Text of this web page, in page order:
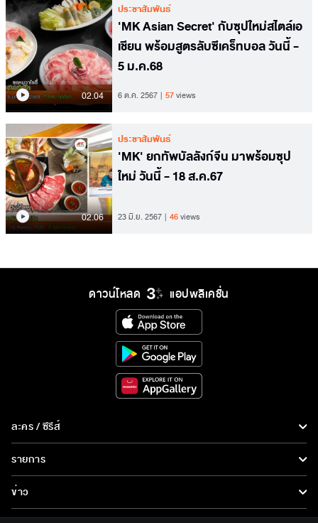
02.04
ประชาสัมพันธ์
'MK Asian Secret' กับซุปใหม่สไตล์เอ
เชียน พร้อมสูตรลับซีเคร็ทบอล วันนี้ -
5 ม.ค.68
6 ต.ค. 2567 57views
02.06
ประชาสัมพันธ์
'MK' ยกทัพบัลลังก์จีน มาพร้อมซุป
ใหม่ วันนี้ - 18 ส.ค.67
23 มิ.ย. 2567 46views
ดาวน์โหลด แอปพลิเคชั่น
ละคร / ซีรีส์
ละคร/ซีรีส์
ซีรีส์นานาชาติ
การ์ตูน & เกม
รายการ
รายการทั้งหมด
ข่าว
ข่าวทั้งหมด